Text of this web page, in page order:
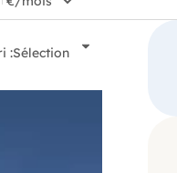
:Sélection